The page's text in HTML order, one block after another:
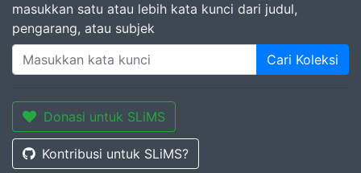
masukkan satu atau lebih kata kunci dari judul,
pengarang, atau subjek
Cari Koleksi
Donasi untuk SLiMS
Kontribusi untuk SLiMS?